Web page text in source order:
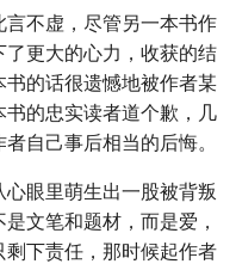
不虚，尽管另一本书作
更大的心力，收获的结
的话很遗憾地被作者某
的忠实读者道个歉，几
自己事后相当的后悔。
眼里萌生出一股被背叛
文笔和题材，而是爱，
下责任，那时候起作者